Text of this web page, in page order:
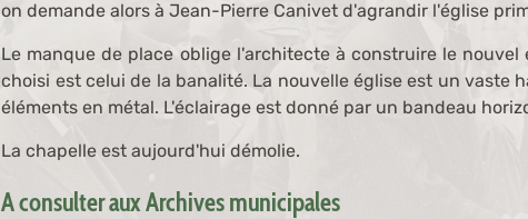
on demande alors à Jean-Pierre Canivet d'agrandir l'église
Le manque de place oblige l'architecte à construire le
choisi est celui de la banalité. La nouvelle église est un
éléments en métal. L'éclairage est donné par un bandeau
La chapelle est aujourd'hui démolie.
A consulter aux Archives municipales